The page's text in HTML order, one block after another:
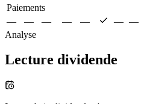
Paiements
—
— — — — — —
Analyse
Lecture dividende